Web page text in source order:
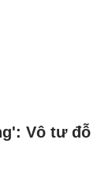
Vô tư đỗ